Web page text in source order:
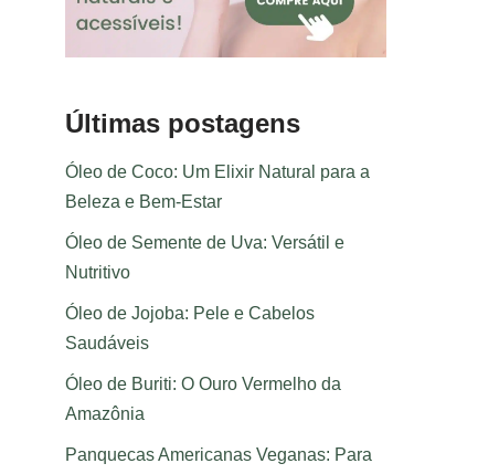
Últimas postagens
Óleo de Coco: Um Elixir Natural para a
Beleza e Bem-Estar
Óleo de Semente de Uva: Versátil e
Nutritivo
Óleo de Jojoba: Pele e Cabelos
Saudáveis
Óleo de Buriti: O Ouro Vermelho da
Amazônia
Panquecas Americanas Veganas: Para